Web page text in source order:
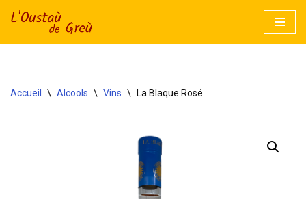
Accueil \ Alcools \ Vins \ La Blaque Rosé